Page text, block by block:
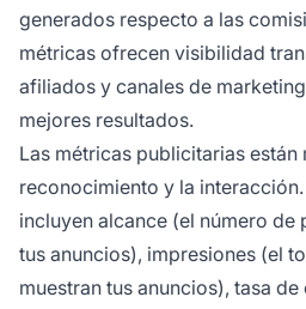
generados respecto a las
métricas ofrecen visibilidad
afiliados y canales de
mejores resultados.
Las métricas publicitarias están
reconocimiento y la
incluyen alcance (el número de
tus anuncios), impresiones (el
muestran tus anuncios), tasa